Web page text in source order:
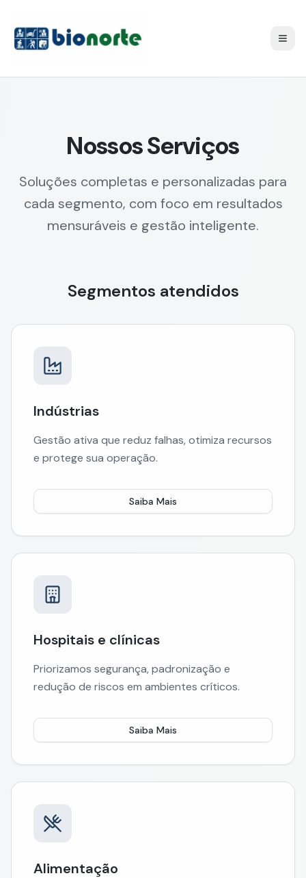
Nossos Serviços
Soluções completas e personalizadas para
cada segmento, com foco em resultados
mensuráveis e gestão inteligente.
Segmentos atendidos
Indústrias
Gestão ativa que reduz falhas, otimiza recursos
e protege sua operação.
Saiba Mais
Hospitais e clínicas
Priorizamos segurança, padronização e
redução de riscos em ambientes críticos.
Saiba Mais
Alimentação